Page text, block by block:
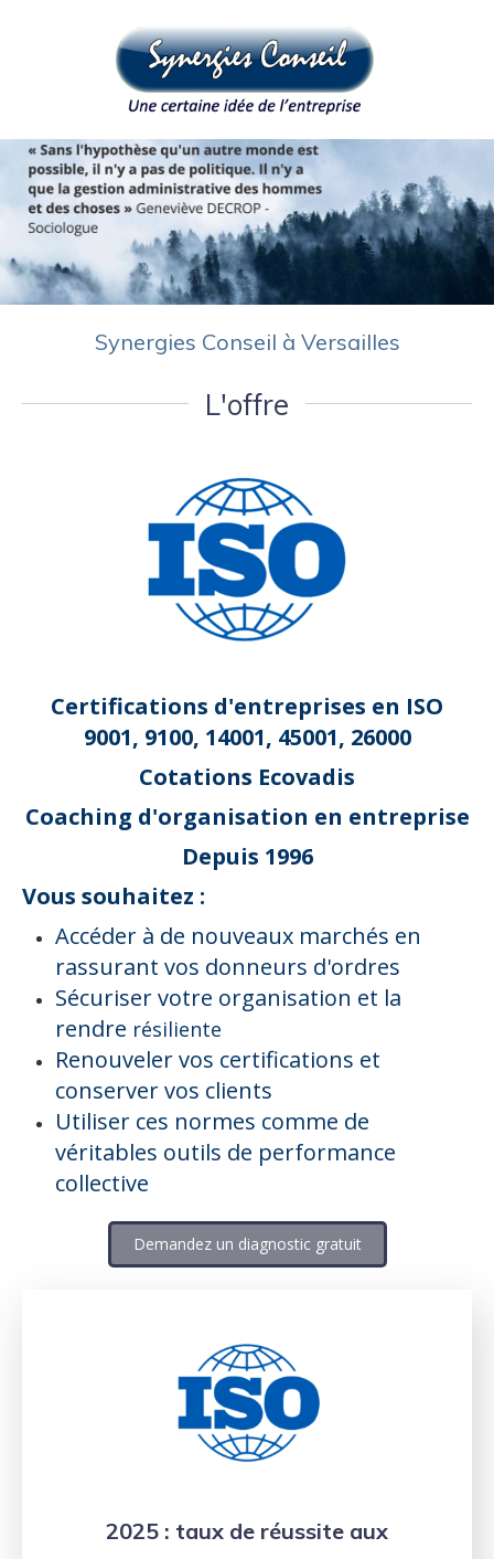
Synergies Conseil à Versailles
L'offre
Certifications d'entreprises en ISO
9001, 9100, 14001, 45001, 26000
Cotations Ecovadis
Coaching d'organisation en entreprise
Depuis 1996
Vous souhaitez :
Accéder à de nouveaux marchés en
rassurant vos donneurs d'ordres
Sécuriser votre organisation et la
rendre résiliente
Renouveler vos certifications et
conserver vos clients
Utiliser ces normes comme de
véritables outils de performance
collective
Demandez un diagnostic gratuit
2025 : taux de réussite aux